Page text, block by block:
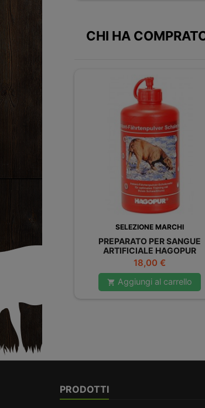
CHI HA
SELEZIONE MARCHI
PREPARATO PER SANGUE
ARTIFICIALE HAGOPUR
Prezzo
18,00 €
 Aggiungi al carrello
PRODOTTI